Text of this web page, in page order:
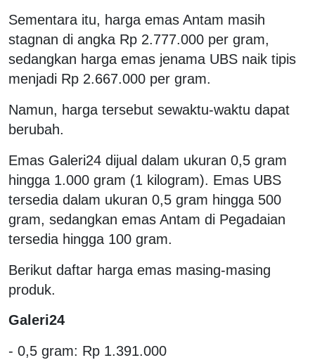
Sementara itu, harga emas Antam masih
stagnan di angka Rp 2.777.000 per gram,
sedangkan harga emas jenama UBS naik tipis
menjadi Rp 2.667.000 per gram.
Namun, harga tersebut sewaktu-waktu dapat
berubah.
Emas Galeri24 dijual dalam ukuran 0,5 gram
hingga 1.000 gram (1 kilogram). Emas UBS
tersedia dalam ukuran 0,5 gram hingga 500
gram, sedangkan emas Antam di Pegadaian
tersedia hingga 100 gram.
Berikut daftar harga emas masing-masing
produk.
Galeri24
- 0,5 gram: Rp 1.391.000